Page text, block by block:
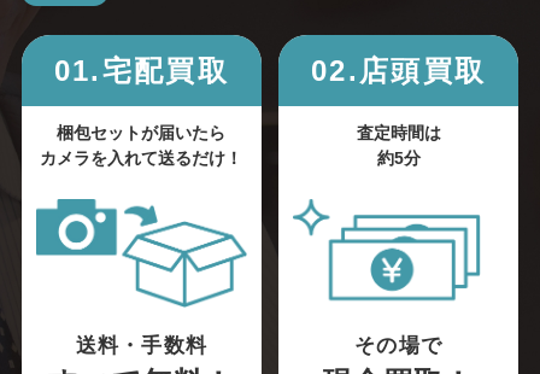
01.宅配買取
梱包セットが届いたら
カメラを入れて送るだけ！
送料・手数料
02.店頭買取
査定時間は
約5分
その場で